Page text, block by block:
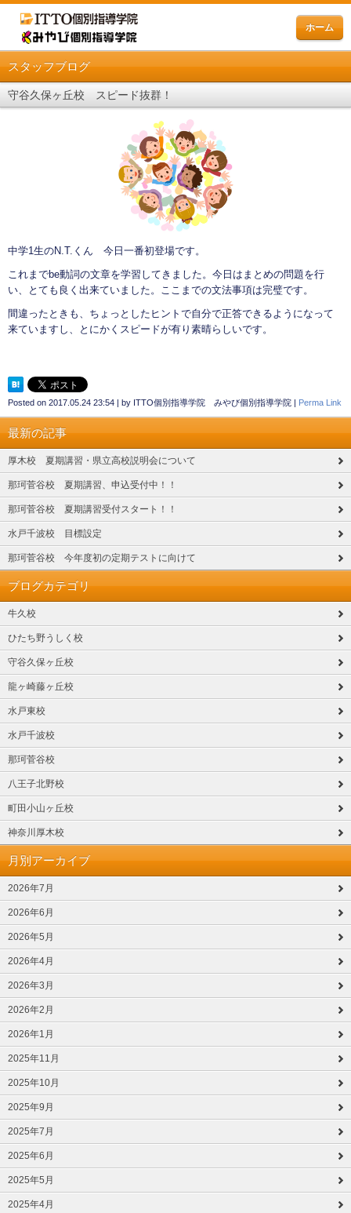
ホーム
スタッフブログ
守谷久保ヶ丘校 スピード抜群！
中学1生のN.T.くん 今日一番初登場です。
これまでbe動詞の文章を学習してきました。今日はまとめの問題を行
い、とても良く出来ていました。ここまでの文法事項は完璧です。
間違ったときも、ちょっとしたヒントで自分で正答できるようになって
来ていますし、とにかくスピードが有り素晴らしいです。
Posted on 2017.05.24 23:54 | by ITTO個別指導学院 みやび個別指導学院 | Perma Link
最新の記事
厚木校 夏期講習・県立高校説明会について
那珂菅谷校 夏期講習、申込受付中！！
那珂菅谷校 夏期講習受付スタート！！
水戸千波校 目標設定
那珂菅谷校 今年度初の定期テストに向けて
ブログカテゴリ
牛久校
ひたち野うしく校
守谷久保ヶ丘校
龍ヶ崎藤ヶ丘校
水戸東校
水戸千波校
那珂菅谷校
八王子北野校
町田小山ヶ丘校
神奈川厚木校
月別アーカイブ
2026年7月
2026年6月
2026年5月
2026年4月
2026年3月
2026年2月
2026年1月
2025年11月
2025年10月
2025年9月
2025年7月
2025年6月
2025年5月
2025年4月